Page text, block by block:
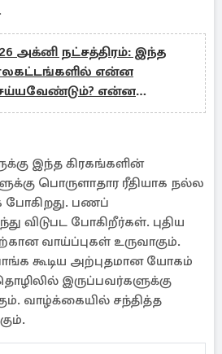
அக்னி நட்சத்திரம்: இந்த
என்ன
என்ன
இந்த கிரகங்களின்
பொருளாதார ரீதியாக நல்ல
போகிறது. பணப்
விடுபட போகிறீர்கள். புதிய
வாய்ப்புகள் உருவாகும்.
கூடிய அற்புதமான யோகம்
இருப்பவர்களுக்கு
வாழ்க்கையில் சந்தித்த